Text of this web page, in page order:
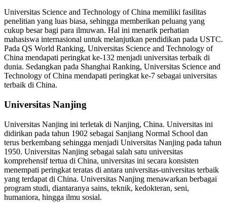
Universitas Science and Technology of China memiliki fasilitas
penelitian yang luas biasa, sehingga memberikan peluang yang
cukup besar bagi para ilmuwan. Hal ini menarik perhatian
mahasiswa internasional untuk melanjutkan pendidikan pada USTC.
Pada QS World Ranking, Universitas Science and Technology of
China mendapati peringkat ke-132 menjadi universitas terbaik di
dunia. Sedangkan pada Shanghai Ranking, Universitas Science and
Technology of China mendapati peringkat ke-7 sebagai universitas
terbaik di China.
Universitas Nanjing
Universitas Nanjing ini terletak di Nanjing, China. Universitas ini
didirikan pada tahun 1902 sebagai Sanjiang Normal School dan
terus berkembang sehingga menjadi Universitas Nanjing pada tahun
1950. Universitas Nanjing sebagai salah satu universitas
komprehensif tertua di China, universitas ini secara konsisten
menempati peringkat teratas di antara universitas-universitas terbaik
yang terdapat di China. Universitas Nanjing menawarkan berbagai
program studi, diantaranya sains, teknik, kedokteran, seni,
humaniora, hingga ilmu sosial.